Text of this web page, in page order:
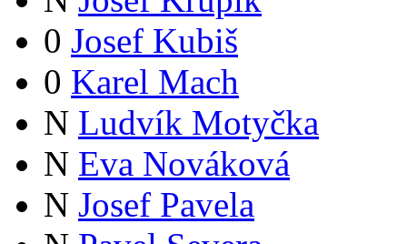
0 Josef Kubiš
0 Karel Mach
N Ludvík Motyčka
N Eva Nováková
N Josef Pavela